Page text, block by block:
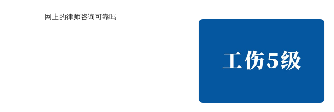
网上的律师咨询可靠吗